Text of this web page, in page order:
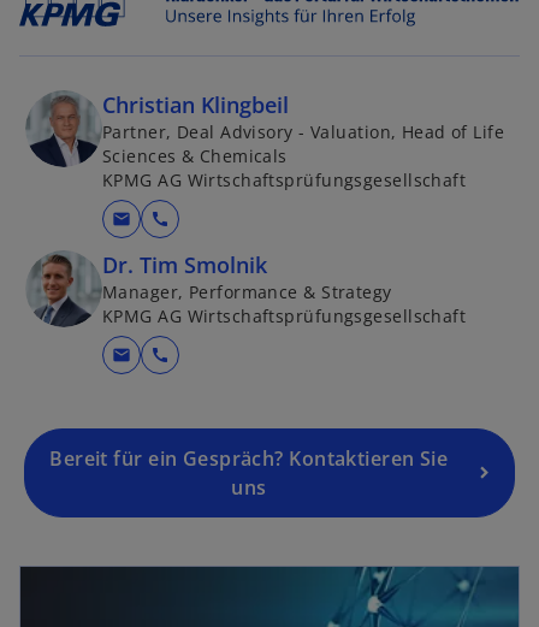
Christian Klingbeil
Partner, Deal Advisory - Valuation, Head of Life
Sciences & Chemicals
KPMG AG Wirtschaftsprüfungsgesellschaft
mail call
Dr. Tim Smolnik
Manager, Performance & Strategy
KPMG AG Wirtschaftsprüfungsgesellschaft
mail call
Bereit für ein Gespräch? Kontaktieren Sie
uns
wird in einer neuen Registerkarte geöffnet